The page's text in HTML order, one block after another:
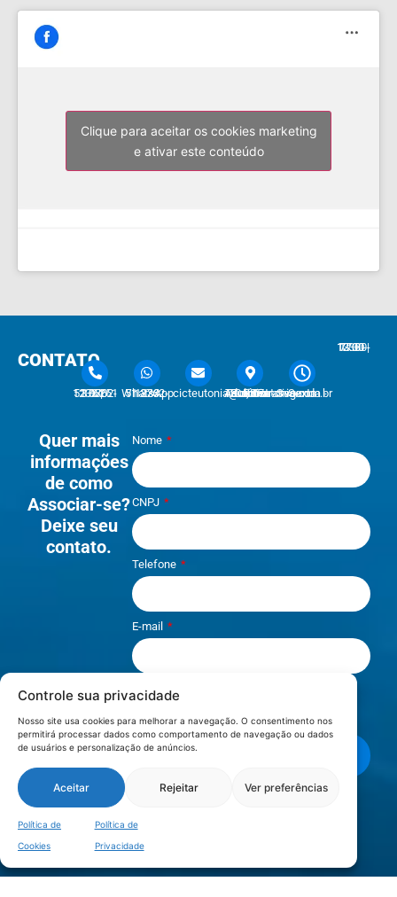
Controle sua privacidade
Nosso site usa cookies para melhorar a navegação. O consentimento nos
permitirá processar dados como comportamento de navegação ou dados
de usuários e personalização de anúncios.
Aceitar Rejeitar Ver preferências
Política de
Cookies
Política de
Privacidade
Clique para aceitar os cookies marketing
e ativar este conteúdo
CONTATO
51 3762-1233 | 51 3762-1030 51 3762-1233 WhatsAppcicteutonia@cicteutonia.com.br
Rua Um Sul, 77 - Centro Administrativo Teutônia - RS Segunda - Sexta
7:30 - 12:00 | 13:30 - 17:30
Quer mais
informações
de como
Associar-se?
Deixe seu
contato.
Nome
CNPJ
Telefone
E-mail
Li e aceito os termos de
Privacidade
LOCALIZAÇÃO